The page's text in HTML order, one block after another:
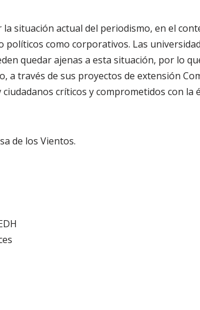
situación actual del periodismo, en el
como corporativos. Las
quedar ajenas a esta situación, por lo
a través de sus proyectos de extensión
críticos y comprometidos con la
de los Vientos.